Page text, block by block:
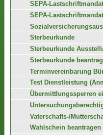
SEPA-
SEPA-
Sterbeurkunde
Sterbeurkunde
Sterbeurkunde
Terminvereinbarung
Test Dienstleistung
Übermittlungssperren
Vaterschafts-/
Wahlschein